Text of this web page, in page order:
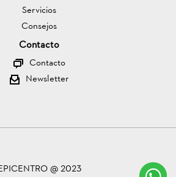
Servicios
Consejos
Contacto
Contacto
Newsletter
@ 2023